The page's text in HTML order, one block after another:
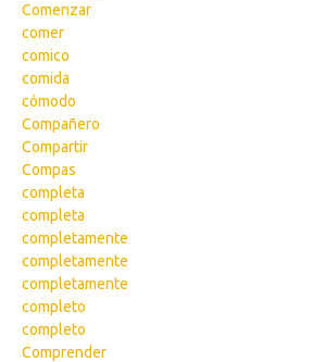
Comenzar
comer
comico
comida
cómodo
Compañero
Compartir
Compas
completa
completa
completamente
completamente
completamente
completo
completo
Comprender